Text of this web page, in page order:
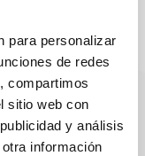
para personalizar
de redes
compartimos
sitio web con
y análisis
información
Tarragona